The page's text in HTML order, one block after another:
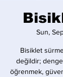
Sun,
Bisiklet
değildir;
öğrenmek,